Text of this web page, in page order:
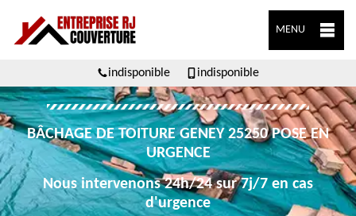
MENU
indisponible indisponible
BÂCHAGE DE TOITURE GENEY 25250 POSE EN
URGENCE
Nous intervenons 24h/24 sur 7j/7 en cas
d'urgence